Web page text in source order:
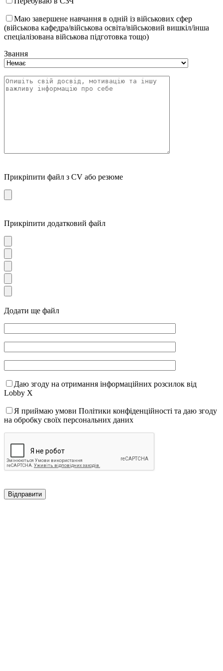
Маю завершене навчання в одній із військових сфер
(військова кафедра/військова освіта/військовий вишкіл/інша
спеціалізована військова підготовка тощо)
Звання
Прикріпити файл з CV або резюме
Прикріпити додатковий файл
Додати ще файл
Даю згоду на отримання інформаційних розсилок від
Lobby X
Я приймаю умови Політики конфіденційності та даю згоду
на обробку своїх персональних даних